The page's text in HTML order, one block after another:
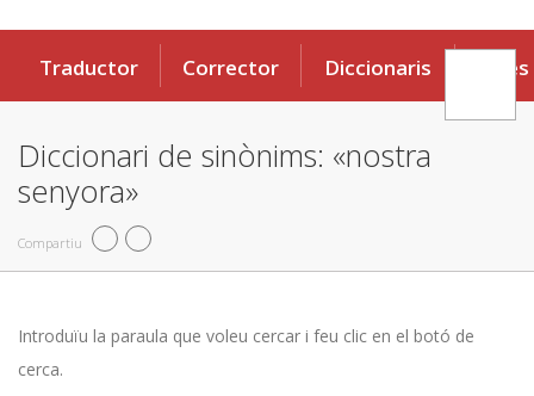
Traductor Corrector Diccionaris Eines
Diccionari de sinònims: «nostra
senyora»
Compartiu
Introduïu la paraula que voleu cercar i feu clic en el botó de
cerca.